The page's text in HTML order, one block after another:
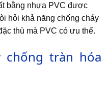
bằng nhựa PVC được
hỏi khả năng chống cháy
thù mà PVC có ưu thế.
chống tràn hóa